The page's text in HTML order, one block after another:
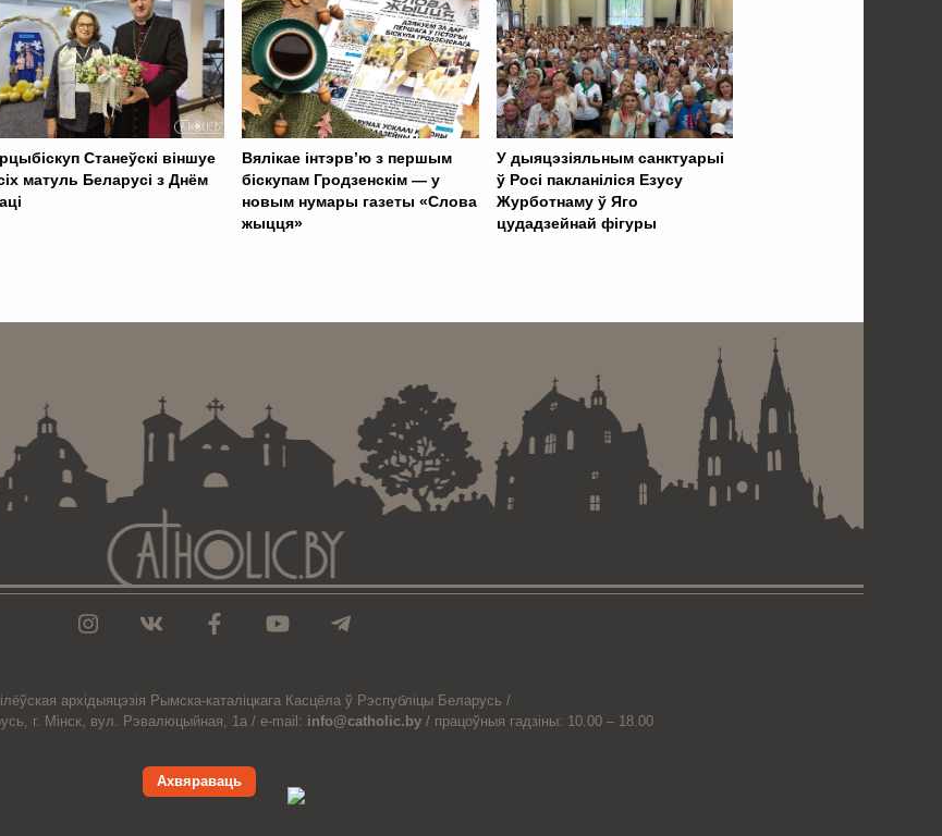
Станеўскі віншуе
матуль Беларусі з Днём
Вялікае інтэрв’ю з першым
біскупам Гродзенскім — у
новым нумары газеты «Слова
жыцця»
У дыяцэзіяльным санктуарыі
ў Росі пакланіліся Езусу
Журботнаму ў Яго
цудадзейнай фігуры
архiдыяцэзiя Рымска-каталіцкага Касцёла ў Рэспубліцы Беларусь /
г. Мінск, вул. Рэвалюцыйная, 1а / e-mail: info@catholic.by/ працоўныя гадзіны: 10.00 – 18.00
Ахвяраваць